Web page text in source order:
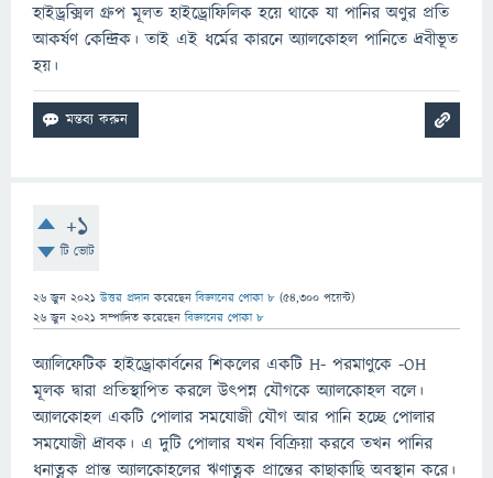
হাইড্রক্সিল গ্রুপ মূলত হাইড্রোফিলিক হয়ে থাকে যা পানির অণুর প্রতি
আকর্ষণ কেন্দ্রিক। তাই এই ধর্মের কারনে অ্যালকোহল পানিতে দ্রবীভূত
হয়।
+1
টি ভোট
26 জুন 2021 উত্তর প্রদান করেছেনবিজ্ঞানের পোকা ৮ (54,300 পয়েন্ট)
26 জুন 2021 সম্পাদিত করেছেনবিজ্ঞানের পোকা ৮
অ্যালিফেটিক হাইড্রোকার্বনের শিকলের একটি H- পরমাণুকে -OH
মূলক দ্বারা প্রতিস্থাপিত করলে উৎপন্ন যৌগকে অ্যালকোহল বলে।
অ্যালকোহল একটি পোলার সমযোজী যৌগ আর পানি হচ্ছে পোলার
সমযোজী দ্রাবক। এ দুটি পোলার যখন বিক্রিয়া করবে তখন পানির
ধনাত্নক প্রান্ত অ্যালকোহলের ঋণাত্নক প্রান্তের কাছাকাছি অবস্থান করে।